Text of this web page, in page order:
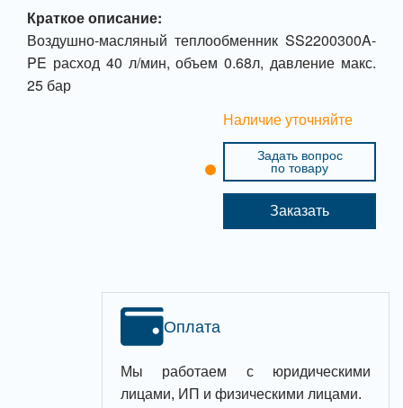
Краткое описание:
Воздушно-масляный теплообменник SS2200300A-
PE расход 40 л/мин, объем 0.68л, давление макс.
25 бар
Наличие уточняйте
Задать вопрос
по товару
Заказать
Оплата
Мы работаем с юридическими
лицами, ИП и физическими лицами.